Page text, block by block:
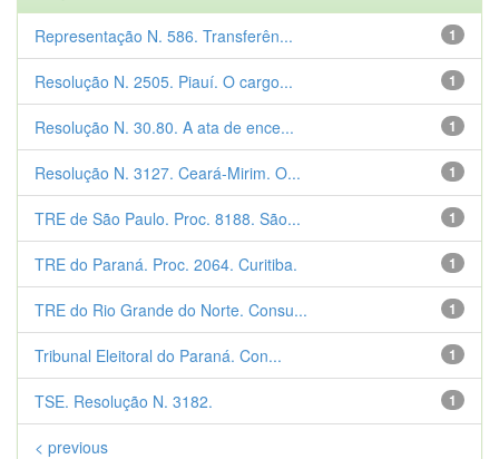
1
Representação N. 586. Transferên...
1
Resolução N. 2505. Piauí. O cargo...
1
Resolução N. 30.80. A ata de ence...
1
Resolução N. 3127. Ceará-Mirim. O...
1
TRE de São Paulo. Proc. 8188. São...
1
TRE do Paraná. Proc. 2064. Curitiba.
1
TRE do Rio Grande do Norte. Consu...
1
Tribunal Eleitoral do Paraná. Con...
1
TSE. Resolução N. 3182.
< previous